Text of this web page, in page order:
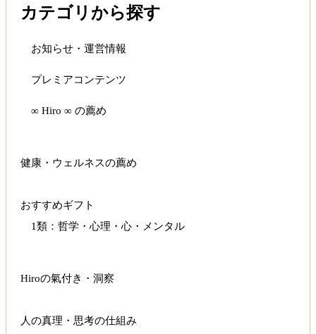
カテゴリから探す
お知らせ・運営情報
プレミアコンテンツ
∞ Hiro ∞ の薦め
健康・ウェルネスの薦め
おすすめギフト
1類：哲学・心理・心・メンタル
Hiroの氣付き・洞察
人の真理・思考の仕組み